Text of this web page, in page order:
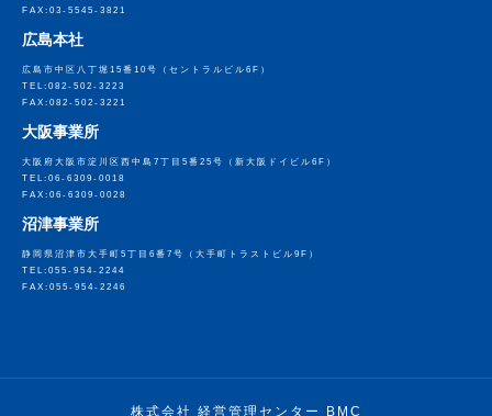
FAX:03-5545-3821
広島本社
広島市中区八丁堀15番10号
（セントラルビル6F）
TEL:082-502-3223
FAX:082-502-3221
大阪事業所
大阪府大阪市淀川区西中島7丁目5番25号
（新大阪ドイビル6F）
TEL:06-6309-0018
FAX:06-6309-0028
沼津事業所
静岡県沼津市大手町5丁目6番7号
（大手町トラストビル9F）
TEL:055-954-2244
FAX:055-954-2246
株式会社 経営管理センター BMC